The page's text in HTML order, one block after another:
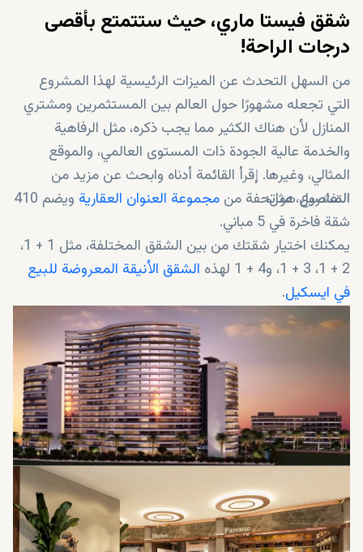
شقق فيستا ماري، حيث ستتمتع بأقصى
درجات الراحة!
من السهل التحدث عن الميزات الرئيسية لهذا المشروع
التي تجعله مشهورًا حول العالم بين المستثمرين ومشتري
المنازل لأن هناك الكثير مما يجب ذكره، مثل الرفاهية
والخدمة عالية الجودة ذات المستوى العالمي، والموقع
المثالي، وغيرها. إقرأ القائمة أدناه وابحث عن مزيد من
التفاصيل، مثل:
المشروع هو تحفة من مجموعة العنوان العقارية
ويضم 410
شقة فاخرة في 5 مباني.
يمكنك اختيار شقتك من بين الشقق المختلفة، مثل 1 + 1،
2 + 1، 3 + 1، و4 + 1 لهذه
الشقق الأنيقة المعروضة للبيع
في ايسكيل.
تاريخ تسليم المشروع هو 2023، ويمكنك شرائها من خلال
خطط تقسيط جذابة بمقدم 50٪ و50٪ قبل استلام